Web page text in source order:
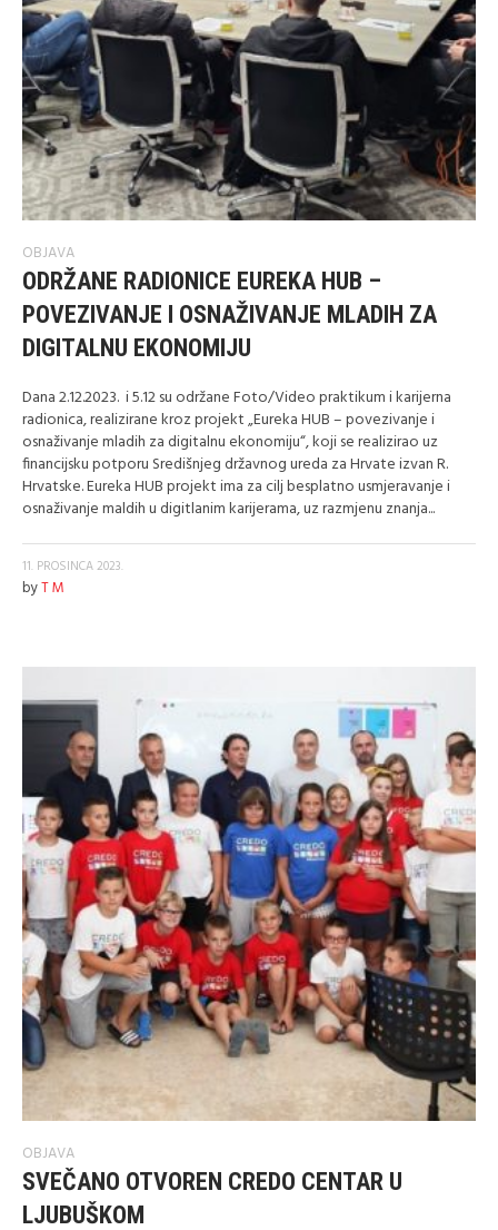
OBJAVA
ODRŽANE RADIONICE EUREKA HUB –
POVEZIVANJE I OSNAŽIVANJE MLADIH ZA
DIGITALNU EKONOMIJU
Dana 2.12.2023. i 5.12 su održane Foto/Video praktikum i karijerna
radionica, realizirane kroz projekt „Eureka HUB – povezivanje i
osnaživanje mladih za digitalnu ekonomiju“, koji se realizirao uz
financijsku potporu Središnjeg državnog ureda za Hrvate izvan R.
Hrvatske. Eureka HUB projekt ima za cilj besplatno usmjeravanje i
osnaživanje maldih u digitlanim karijerama, uz razmjenu znanja...
11. PROSINCA 2023.
byT M
OBJAVA
SVEČANO OTVOREN CREDO CENTAR U
LJUBUŠKOM